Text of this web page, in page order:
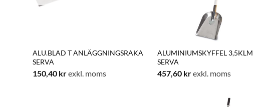
ALU.BLAD T ANLÄGGNINGSRAKA
SERVA
150,40 krexkl. moms
ALUMINIUMSKYFFEL 3,5KLM
SERVA
457,60 krexkl. moms